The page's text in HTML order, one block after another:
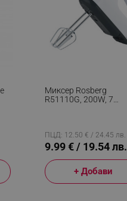
Миксер Rosberg
R51110G, 200W, 7
ПЦД: 12.50 € / 24.45 лв.
9.99 € / 19.54 лв.
+ Добави